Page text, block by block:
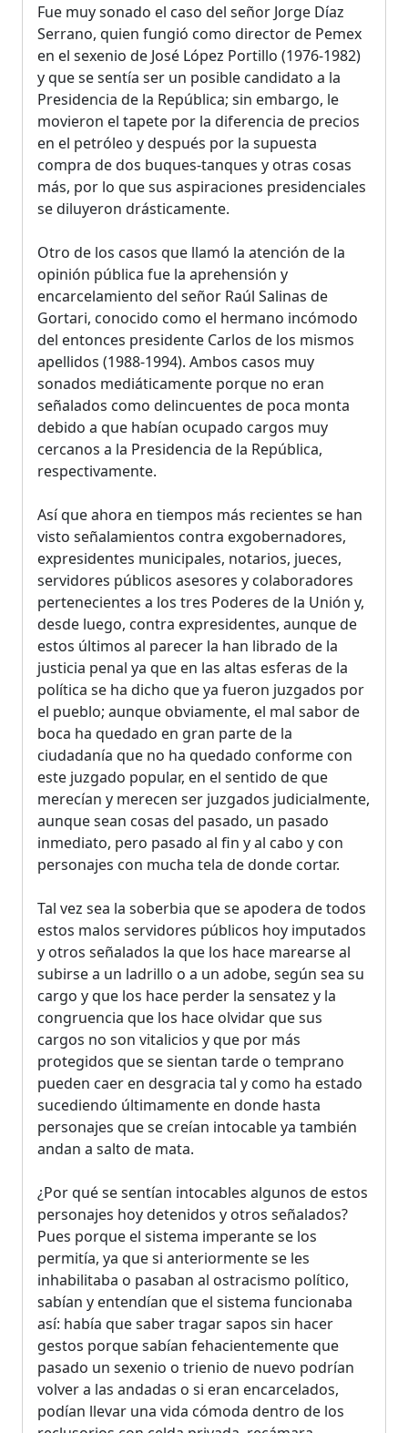
Fue muy sonado el caso del señor Jorge Díaz
Serrano, quien fungió como director de Pemex
en el sexenio de José López Portillo (1976-1982)
y que se sentía ser un posible candidato a la
Presidencia de la República; sin embargo, le
movieron el tapete por la diferencia de precios
en el petróleo y después por la supuesta
compra de dos buques-tanques y otras cosas
más, por lo que sus aspiraciones presidenciales
se diluyeron drásticamente.
Otro de los casos que llamó la atención de la
opinión pública fue la aprehensión y
encarcelamiento del señor Raúl Salinas de
Gortari, conocido como el hermano incómodo
del entonces presidente Carlos de los mismos
apellidos (1988-1994). Ambos casos muy
sonados mediáticamente porque no eran
señalados como delincuentes de poca monta
debido a que habían ocupado cargos muy
cercanos a la Presidencia de la República,
respectivamente.
Así que ahora en tiempos más recientes se han
visto señalamientos contra exgobernadores,
expresidentes municipales, notarios, jueces,
servidores públicos asesores y colaboradores
pertenecientes a los tres Poderes de la Unión y,
desde luego, contra expresidentes, aunque de
estos últimos al parecer la han librado de la
justicia penal ya que en las altas esferas de la
política se ha dicho que ya fueron juzgados por
el pueblo; aunque obviamente, el mal sabor de
boca ha quedado en gran parte de la
ciudadanía que no ha quedado conforme con
este juzgado popular, en el sentido de que
merecían y merecen ser juzgados judicialmente,
aunque sean cosas del pasado, un pasado
inmediato, pero pasado al fin y al cabo y con
personajes con mucha tela de donde cortar.
Tal vez sea la soberbia que se apodera de todos
estos malos servidores públicos hoy imputados
y otros señalados la que los hace marearse al
subirse a un ladrillo o a un adobe, según sea su
cargo y que los hace perder la sensatez y la
congruencia que los hace olvidar que sus
cargos no son vitalicios y que por más
protegidos que se sientan tarde o temprano
pueden caer en desgracia tal y como ha estado
sucediendo últimamente en donde hasta
personajes que se creían intocable ya también
andan a salto de mata.
¿Por qué se sentían intocables algunos de estos
personajes hoy detenidos y otros señalados?
Pues porque el sistema imperante se los
permitía, ya que si anteriormente se les
inhabilitaba o pasaban al ostracismo político,
sabían y entendían que el sistema funcionaba
así: había que saber tragar sapos sin hacer
gestos porque sabían fehacientemente que
pasado un sexenio o trienio de nuevo podrían
volver a las andadas o si eran encarcelados,
podían llevar una vida cómoda dentro de los